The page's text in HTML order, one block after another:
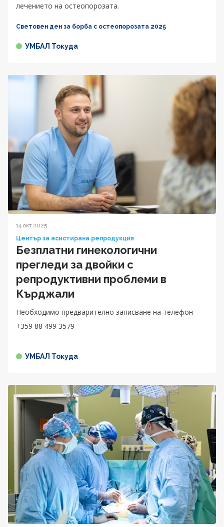
лечението на остеопорозата.
Световен ден за борба с остеопорозата 2025
УМБАЛ Токуда
14 окт 2025
Център за асистирана репродукция
Безплатни гинекологични
прегледи за двойки с
репродуктивни проблеми в
Кърджали
Необходимо предварително записване на телефон
+359 88 499 3579
УМБАЛ Токуда